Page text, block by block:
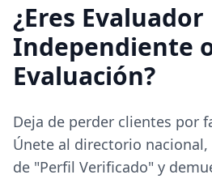
¿Eres Evaluador
Independiente
Evaluación?
Deja de perder clientes por
Únete al directorio
de "Perfil Verificado" y